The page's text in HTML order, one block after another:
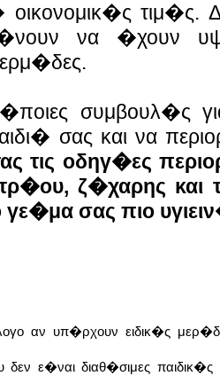
οικονομικ�ς
να �χουν
συμβουλ�ς
σας και να
τις οδηγ�ες
ζ�χαρης και
γε�μα σας πιο
αν υπ�ρχουν ειδικ�ς
ε�ναι διαθ�σιμες